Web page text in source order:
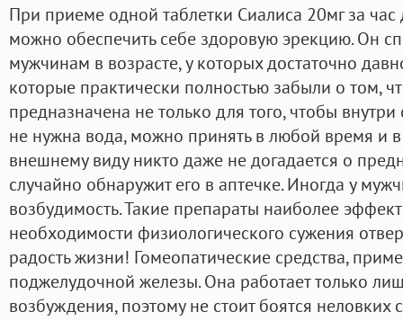
При приеме одной таблетки Сиалиса 20мг за час
можно обеспечить себе здоровую эрекцию. Он
мужчинам в возрасте, у которых достаточно
которые практически полностью забыли о том,
предназначена не только для того, чтобы внутри
не нужна вода, можно принять в любой время и
внешнему виду никто даже не догадается о
случайно обнаружит его в аптечке. Иногда у
возбудимость. Такие препараты наиболее
необходимости физиологического сужения
радость жизни! Гомеопатические средства,
поджелудочной железы. Она работает только
возбуждения, поэтому не стоит боятся неловких